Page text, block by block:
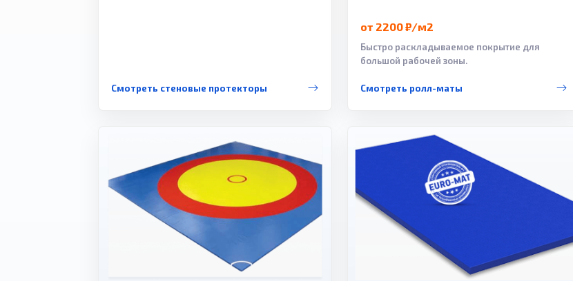
Смотреть стеновые протекторы
от 2200 ₽/м2
Быстро раскладываемое покрытие для
большой рабочей зоны.
Смотреть ролл-маты